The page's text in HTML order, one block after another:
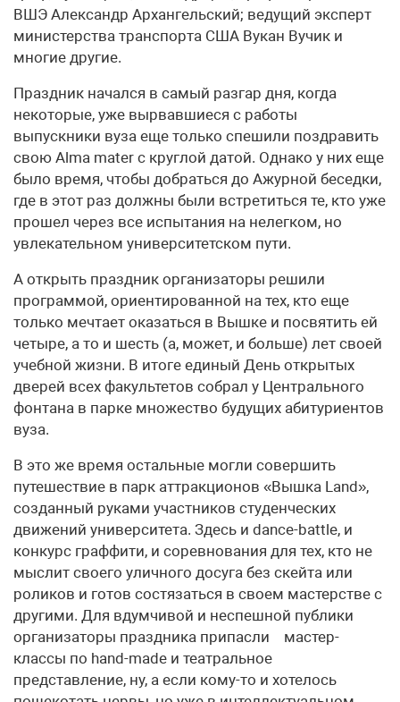
ВШЭ Александр Архангельский; ведущий эксперт
министерства транспорта США Вукан Вучик и
многие другие.
Праздник начался в самый разгар дня, когда
некоторые, уже вырвавшиеся с работы
выпускники вуза еще только спешили поздравить
свою Alma mater с круглой датой. Однако у них еще
было время, чтобы добраться до Ажурной беседки,
где в этот раз должны были встретиться те, кто уже
прошел через все испытания на нелегком, но
увлекательном университетском пути.
А открыть праздник организаторы решили
программой, ориентированной на тех, кто еще
только мечтает оказаться в Вышке и посвятить ей
четыре, а то и шесть (а, может, и больше) лет своей
учебной жизни. В итоге единый День открытых
дверей всех факультетов собрал у Центрального
фонтана в парке множество будущих абитуриентов
вуза.
В это же время остальные могли совершить
путешествие в парк аттракционов «Вышка Land»,
созданный руками участников студенческих
движений университета. Здесь и dance-battle, и
конкурс граффити, и соревнования для тех, кто не
мыслит своего уличного досуга без скейта или
роликов и готов состязаться в своем мастерстве с
другими. Для вдумчивой и неспешной публики
организаторы праздника припасли мастер-
классы по hand-made и театральное
представление, ну, а если кому-то и хотелось